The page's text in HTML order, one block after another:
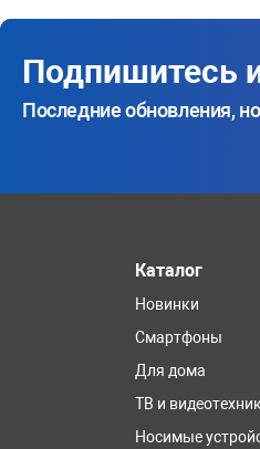
Подпишитесь
Последние обновления,
Каталог
Новинки
Смартфоны
Для дома
ТВ и
Носимые